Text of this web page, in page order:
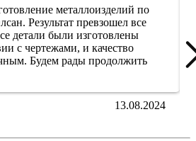
металлоизделий по
Результат превзошел все
детали были изготовлены
с чертежами, и качество
Будем рады продолжить
13.08.2024